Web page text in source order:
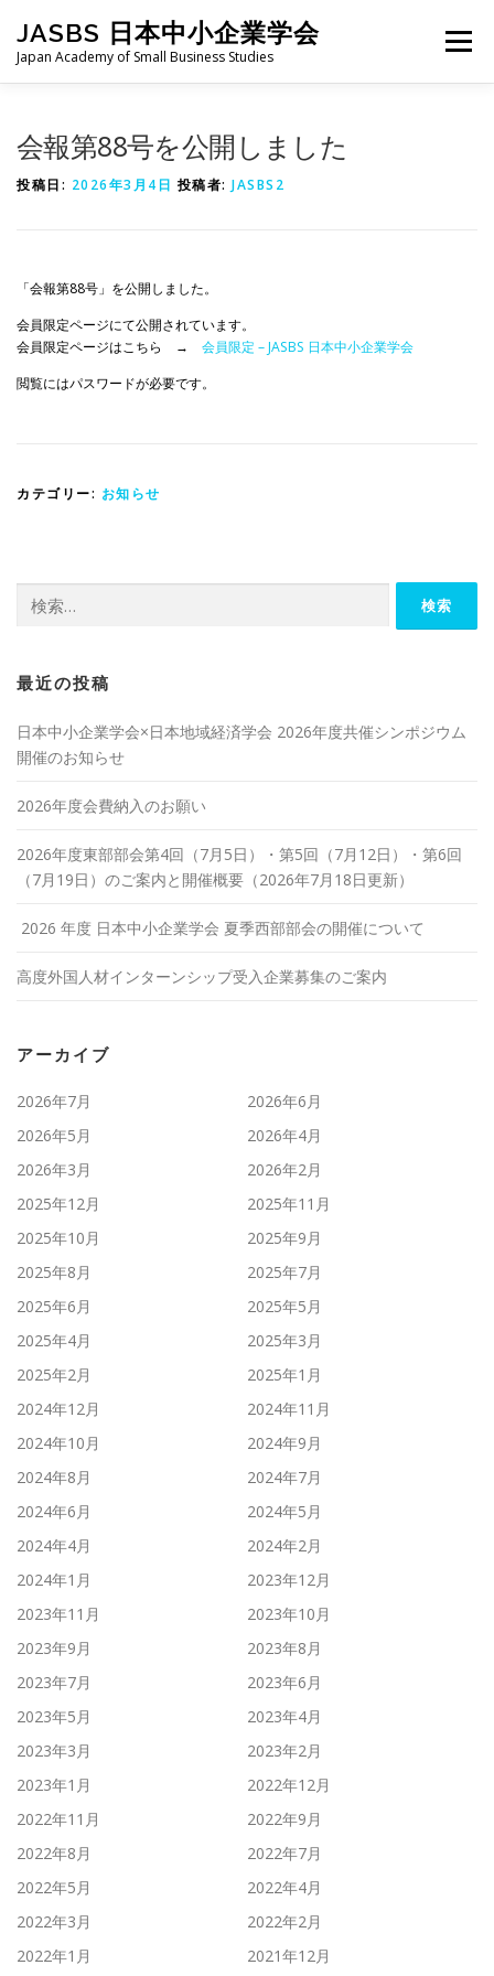
JASBS 日本中小企業学会
Japan Academy of Small Business Studies
メニュー
お問い合わせ 会員向け
会報第88号を公開しました
投稿日: 2026年3月4日 投稿者: JASBS2
「会報第88号」を公開しました。
会員限定ページにて公開されています。
会員限定ページはこちら → 会員限定 – JASBS 日本中小企業学会
閲覧にはパスワードが必要です。
カテゴリー: お知らせ
索:
最近の投稿
日本中小企業学会×日本地域経済学会 2026年度共催シンポジウム
開催のお知らせ
2026年度会費納入のお願い
2026年度東部部会第4回（7月5日）・第5回（7月12日）・第6回
（7月19日）のご案内と開催概要（2026年7月18日更新）
2026 年度 日本中小企業学会 夏季西部部会の開催について
高度外国人材インターンシップ受入企業募集のご案内
アーカイブ
2026年7月
2026年6月
2026年5月
2026年4月
2026年3月
2026年2月
2025年12月
2025年11月
2025年10月
2025年9月
2025年8月
2025年7月
2025年6月
2025年5月
2025年4月
2025年3月
2025年2月
2025年1月
2024年12月
2024年11月
2024年10月
2024年9月
2024年8月
2024年7月
2024年6月
2024年5月
2024年4月
2024年2月
2024年1月
2023年12月
2023年11月
2023年10月
2023年9月
2023年8月
2023年7月
2023年6月
2023年5月
2023年4月
2023年3月
2023年2月
2023年1月
2022年12月
2022年11月
2022年9月
2022年8月
2022年7月
2022年5月
2022年4月
2022年3月
2022年2月
2022年1月
2021年12月